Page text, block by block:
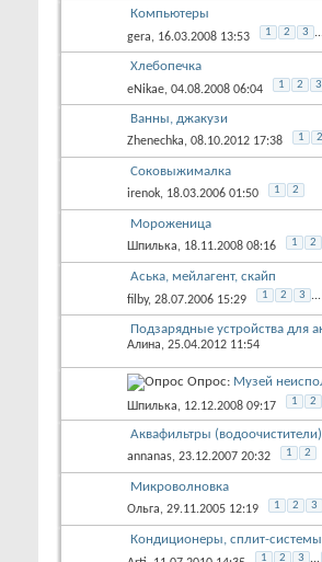
Компьютеры
gera, 16.03.2008 13:53 1 2 3
Хлебопечка
eNikae, 04.08.2008 06:04 1 2 3
Ванны, джакузи
Zhenechka, 08.10.2012 17:38 1 2
Соковыжималка
irenok, 18.03.2006 01:50 1 2
Мороженица
Шпилька, 18.11.2008 08:16 1 2
Aська, мейлагент, скайп
filby, 28.07.2006 15:29 1 2 3 ...
Подзарядные устройства для
Алина, 25.04.2012 11:54
Опрос: Музей
Шпилька, 12.12.2008 09:17 1 2
Аквафильтры (водоочистители)
annanas, 23.12.2007 20:32 1 2
Микроволновка
Ольга, 29.11.2005 12:19 1 2 3
Кондиционеры, сплит-системы
1 2 3 ...